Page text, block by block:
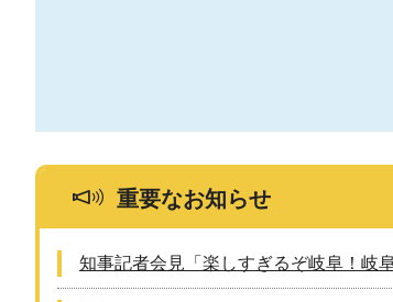
重要なお知らせ
知事記者会見「楽しすぎるぞ岐阜！岐